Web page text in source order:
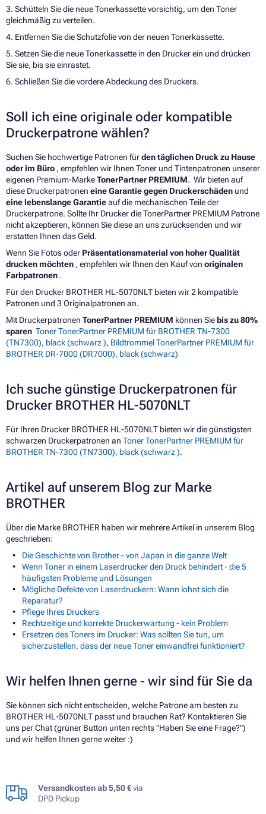
3. Schütteln Sie die neue Tonerkassette vorsichtig, um den Toner
gleichmäßig zu verteilen.
4. Entfernen Sie die Schutzfolie von der neuen Tonerkassette.
5. Setzen Sie die neue Tonerkassette in den Drucker ein und drücken
Sie sie, bis sie einrastet.
6. Schließen Sie die vordere Abdeckung des Druckers.
Soll ich eine originale oder kompatible
Druckerpatrone wählen?
Suchen Sie hochwertige Patronen fürden täglichen Druck zu Hause
oder im Büro , empfehlen wir Ihnen Toner und Tintenpatronen unserer
eigenen Premium-MarkeTonerPartner PREMIUM. Wir bieten auf
diese Druckerpatronen eine Garantie gegen Druckerschäden und
eine lebenslange Garantieauf die mechanischen Teile der
Druckerpatrone. Sollte Ihr Drucker die TonerPartner PREMIUM Patrone
nicht akzeptieren, können Sie diese an uns zurücksenden und wir
erstatten Ihnen das Geld.
Wenn Sie Fotos oder Präsentationsmaterial von hoher Qualität
drucken möchten , empfehlen wir Ihnen den Kauf von originalen
Farbpatronen .
Für den Drucker BROTHER HL-5070NLT bieten wir 2 kompatible
Patronen und 3 Originalpatronen an.
Mit Druckerpatronen TonerPartner PREMIUM können Sie bis zu 80%
sparen Toner TonerPartner PREMIUM für BROTHER TN-7300
(TN7300), black (schwarz ), Bildtrommel TonerPartner PREMIUM für
BROTHER DR-7000 (DR7000), black (schwarz)
Ich suche günstige Druckerpatronen für
Drucker BROTHER HL-5070NLT
Für Ihren Drucker BROTHER HL-5070NLT bieten wir die günstigsten
schwarzen Druckerpatronen an Toner TonerPartner PREMIUM für
BROTHER TN-7300 (TN7300), black (schwarz ).
Artikel auf unserem Blog zur Marke
BROTHER
Über die Marke BROTHER haben wir mehrere Artikel in unserem Blog
geschrieben:
Die Geschichte von Brother - von Japan in die ganze Welt
Wenn Toner in einem Laserdrucker den Druck behindert - die 5
häufigsten Probleme und Lösungen
Mögliche Defekte von Laserdruckern: Wann lohnt sich die
Reparatur?
Pflege Ihres Druckers
Rechtzeitige und korrekte Druckerwartung - kein Problem
Ersetzen des Toners im Drucker: Was sollten Sie tun, um
sicherzustellen, dass der neue Toner einwandfrei funktioniert?
Wir helfen Ihnen gerne - wir sind für Sie da
Sie können sich nicht entscheiden, welche Patrone am besten zu
BROTHER HL-5070NLT passt und brauchen Rat? Kontaktieren Sie
uns per Chat (grüner Button unten rechts "Haben Sie eine Frage?")
und wir helfen Ihnen gerne weiter :)
Versandkosten ab 5,50 €via
DPD Pickup